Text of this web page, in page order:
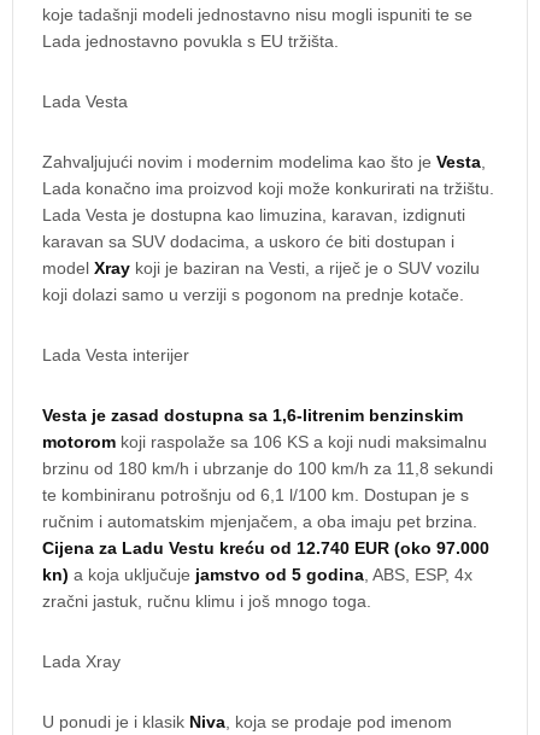
koje tadašnji modeli jednostavno nisu mogli ispuniti te se
Lada jednostavno povukla s EU tržišta.
Lada Vesta
Zahvaljujući novim i modernim modelima kao što je Vesta,
Lada konačno ima proizvod koji može konkurirati na tržištu.
Lada Vesta je dostupna kao limuzina, karavan, izdignuti
karavan sa SUV dodacima, a uskoro će biti dostupan i
model Xray koji je baziran na Vesti, a riječ je o SUV vozilu
koji dolazi samo u verziji s pogonom na prednje kotače.
Lada Vesta interijer
Vesta je zasad dostupna sa 1,6-litrenim benzinskim
motorom koji raspolaže sa 106 KS a koji nudi maksimalnu
brzinu od 180 km/h i ubrzanje do 100 km/h za 11,8 sekundi
te kombiniranu potrošnju od 6,1 l/100 km. Dostupan je s
ručnim i automatskim mjenjačem, a oba imaju pet brzina.
Cijena za Ladu Vestu kreću od 12.740 EUR (oko 97.000
kn) a koja uključuje jamstvo od 5 godina, ABS, ESP, 4x
zračni jastuk, ručnu klimu i još mnogo toga.
Lada Xray
U ponudi je i klasik Niva, koja se prodaje pod imenom